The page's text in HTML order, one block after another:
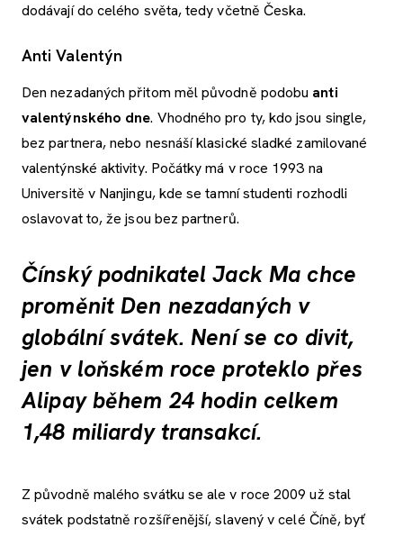
dodávají do celého světa, tedy včetně Česka.
Anti Valentýn
Den nezadaných přitom měl původně podobu anti
valentýnského dne. Vhodného pro ty, kdo jsou single,
bez partnera, nebo nesnáší klasické sladké zamilované
valentýnské aktivity. Počátky má v roce 1993 na
Universitě v Nanjingu, kde se tamní studenti rozhodli
oslavovat to, že jsou bez partnerů.
Čínský podnikatel Jack Ma chce
proměnit Den nezadaných v
globální svátek. Není se co divit,
jen v loňském roce proteklo přes
Alipay během 24 hodin celkem
1,48 miliardy transakcí.
Z původně malého svátku se ale v roce 2009 už stal
svátek podstatně rozšířenější, slavený v celé Číně, byť